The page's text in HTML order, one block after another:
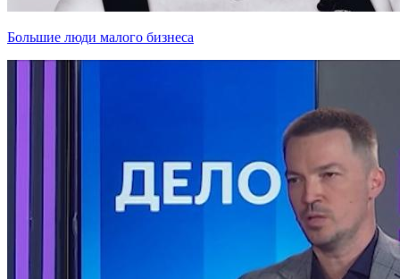
Большие люди малого бизнеса